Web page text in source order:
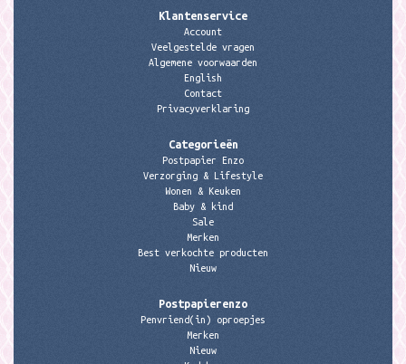
Klantenservice
Account
Veelgestelde vragen
Algemene voorwaarden
English
Contact
Privacyverklaring
Categorieën
Postpapier Enzo
Verzorging & Lifestyle
Wonen & Keuken
Baby & kind
Sale
Merken
Best verkochte producten
Nieuw
Postpapierenzo
Penvriend(in) oproepjes
Merken
Nieuw